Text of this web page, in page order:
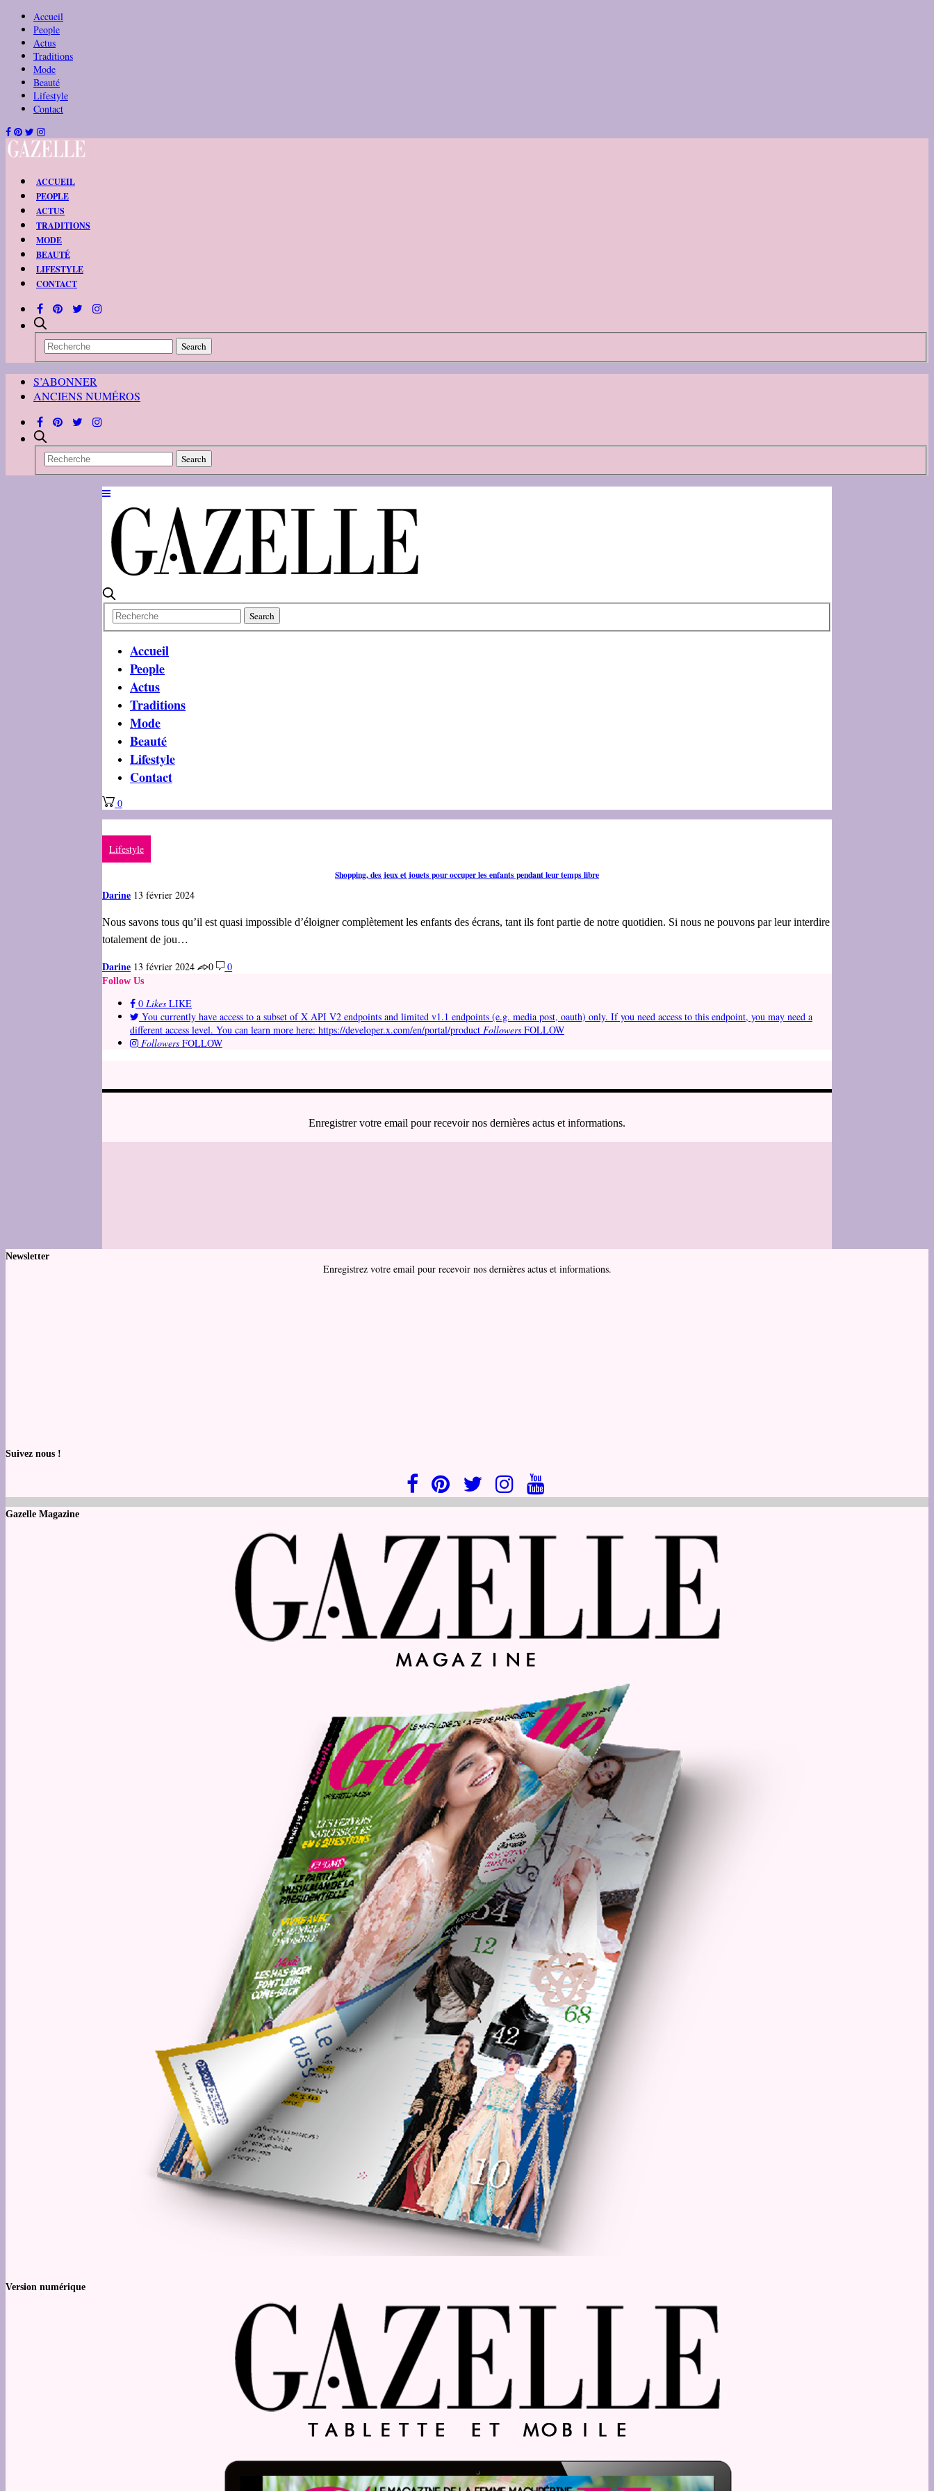
Accueil
People
Actus
Traditions
Mode
Beauté
Lifestyle
Contact
ACCUEIL
PEOPLE
ACTUS
TRADITIONS
MODE
BEAUTÉ
LIFESTYLE
CONTACT
S’ABONNER
ANCIENS NUMÉROS
Accueil
People
Actus
Traditions
Mode
Beauté
Lifestyle
Contact
0
Lifestyle
Shopping, des jeux et jouets pour occuper les enfants pendant leur temps libre
Darine 13 février 2024
Nous savons tous qu’il est quasi impossible d’éloigner complètement les enfants des écrans, tant ils font partie de notre quotidien. Si nous ne pouvons par leur interdire
totalement de jou…
Darine 13 février 2024 0 0
Follow Us
0 Likes LIKE
You currently have access to a subset of X API V2 endpoints and limited v1.1 endpoints (e.g. media post, oauth) only. If you need access to this endpoint, you may need a
different access level. You can learn more here: https://developer.x.com/en/portal/product Followers FOLLOW
Followers FOLLOW
Enregistrer votre email pour recevoir nos dernières actus et informations.
Newsletter
Enregistrez votre email pour recevoir nos dernières actus et informations.
Suivez nous !
Gazelle Magazine
Version numérique